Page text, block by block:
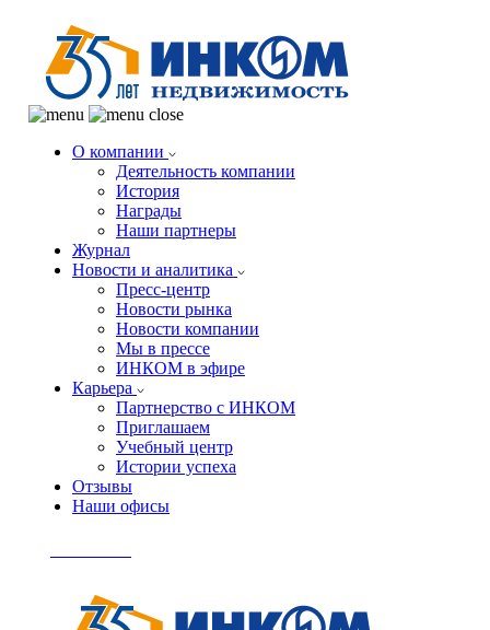
О компании
Деятельность компании
История
Награды
Наши партнеры
Журнал
Новости и аналитика
Пресс-центр
Новости рынка
Новости компании
Мы в прессе
ИНКОМ в эфире
Карьера
Партнерство с ИНКОМ
Приглашаем
Учебный центр
Истории успеха
Отзывы
Наши офисы